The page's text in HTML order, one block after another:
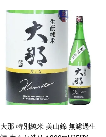
大那 特別純米 美山錦 無濾過生